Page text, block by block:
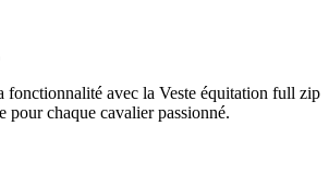
fonctionnalité avec la Veste équitation full zip
pour chaque cavalier passionné.